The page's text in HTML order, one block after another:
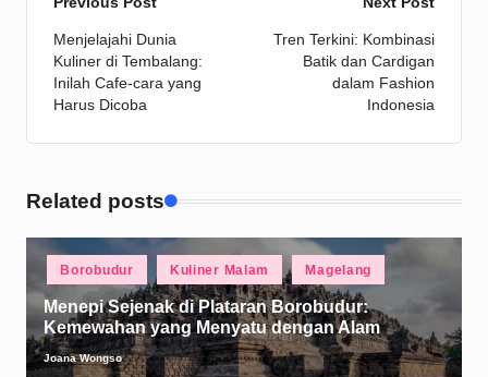
Post
navigation
Menjelajahi Dunia
Kuliner di Tembalang:
Inilah Cafe-cara yang
Harus Dicoba
Tren Terkini: Kombinasi
Batik dan Cardigan
dalam Fashion
Indonesia
Related posts
Borobudur Kuliner Malam Magelang
Menepi Sejenak di Plataran Borobudur:
Kemewahan yang Menyatu dengan Alam
Posted
Joana Wongso